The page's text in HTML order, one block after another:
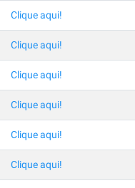
Clique aqui!
Clique aqui!
Clique aqui!
Clique aqui!
Clique aqui!
Clique aqui!